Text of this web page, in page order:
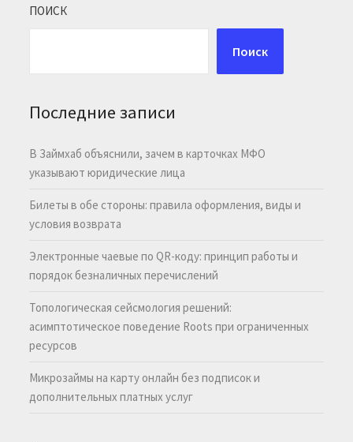
ПОИСК
Поиск
Последние записи
В Займхаб объяснили, зачем в карточках МФО
указывают юридические лица
Билеты в обе стороны: правила оформления, виды и
условия возврата
Электронные чаевые по QR-коду: принцип работы и
порядок безналичных перечислений
Топологическая сейсмология решений:
асимптотическое поведение Roots при ограниченных
ресурсов
Микрозаймы на карту онлайн без подписок и
дополнительных платных услуг